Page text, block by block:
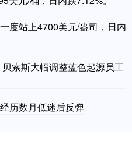
度站上4700美元/盎司，日内
索斯大幅调整蓝色起源员工
历数月低迷后反弹